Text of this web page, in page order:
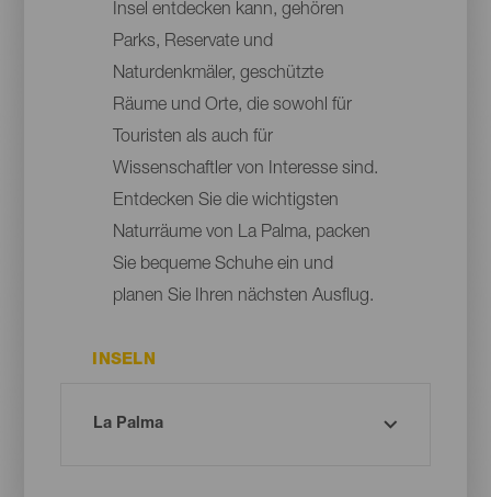
Insel entdecken kann, gehören
Parks, Reservate und
Naturdenkmäler, geschützte
Räume und Orte, die sowohl für
Touristen als auch für
Wissenschaftler von Interesse sind.
Entdecken Sie die wichtigsten
Naturräume von La Palma, packen
Sie bequeme Schuhe ein und
planen Sie Ihren nächsten Ausflug.
INSELN